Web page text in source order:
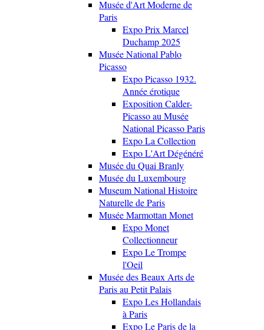
Musée d'Art Moderne de
Paris
Expo Prix Marcel
Duchamp 2025
Musée National Pablo
Picasso
Expo Picasso 1932.
Année érotique
Exposition Calder-
Picasso au Musée
National Picasso Paris
Expo La Collection
Expo L'Art Dégénéré
Musée du Quai Branly
Musée du Luxembourg
Museum National Histoire
Naturelle de Paris
Musée Marmottan Monet
Expo Monet
Collectionneur
Expo Le Trompe
l'Oeil
Musée des Beaux Arts de
Paris au Petit Palais
Expo Les Hollandais
à Paris
Expo Le Paris de la